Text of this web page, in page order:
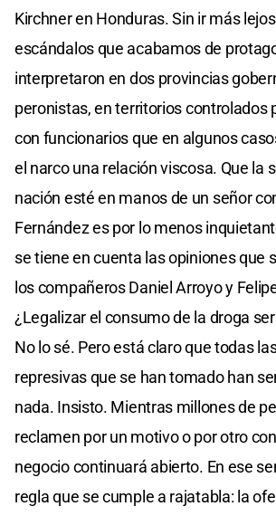
Kirchner en Honduras. Sin ir más
escándalos que acabamos de
interpretaron en dos provincias
peronistas, en territorios controlados
con funcionarios que en algunos
el narco una relación viscosa. Que la
nación esté en manos de un señor
Fernández es por lo menos
se tiene en cuenta las opiniones que
los compañeros Daniel Arroyo y
¿Legalizar el consumo de la droga
No lo sé. Pero está claro que todas
represivas que se han tomado han
nada. Insisto. Mientras millones de
reclamen por un motivo o por otro
negocio continuará abierto. En ese
regla que se cumple a rajatabla: la